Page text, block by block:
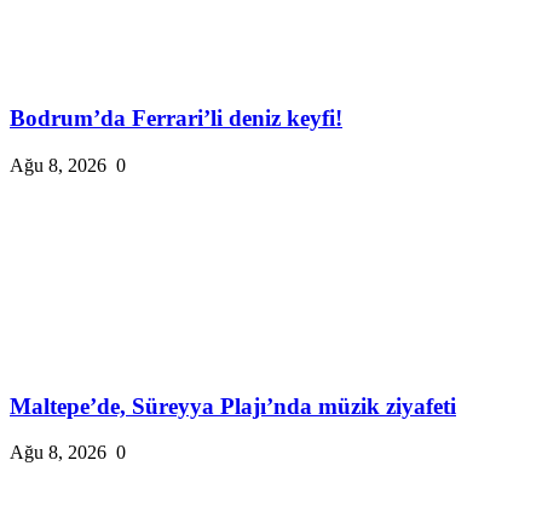
Bodrum’da Ferrari’li deniz keyfi!
Ağu 8, 2026 0
Maltepe’de, Süreyya Plajı’nda müzik ziyafeti
Ağu 8, 2026 0